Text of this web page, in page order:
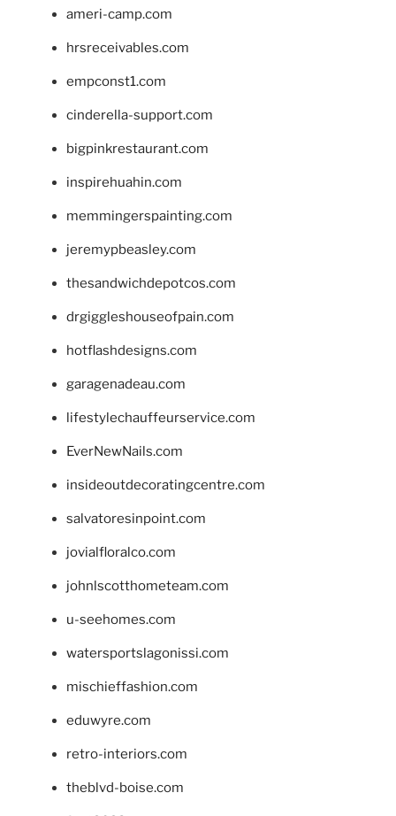
ameri-camp.com
hrsreceivables.com
empconst1.com
cinderella-support.com
bigpinkrestaurant.com
inspirehuahin.com
memmingerspainting.com
jeremypbeasley.com
thesandwichdepotcos.com
drgiggleshouseofpain.com
hotflashdesigns.com
garagenadeau.com
lifestylechauffeurservice.com
EverNewNails.com
insideoutdecoratingcentre.com
salvatoresinpoint.com
jovialfloralco.com
johnlscotthometeam.com
u-seehomes.com
watersportslagonissi.com
mischieffashion.com
eduwyre.com
retro-interiors.com
theblvd-boise.com